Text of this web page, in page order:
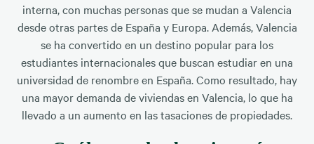
interna, con muchas personas que se mudan a Valencia
desde otras partes de España y Europa. Además, Valencia
se ha convertido en un destino popular para los
estudiantes internacionales que buscan estudiar en una
universidad de renombre en España. Como resultado, hay
una mayor demanda de viviendas en Valencia, lo que ha
llevado a un aumento en las tasaciones de propiedades.